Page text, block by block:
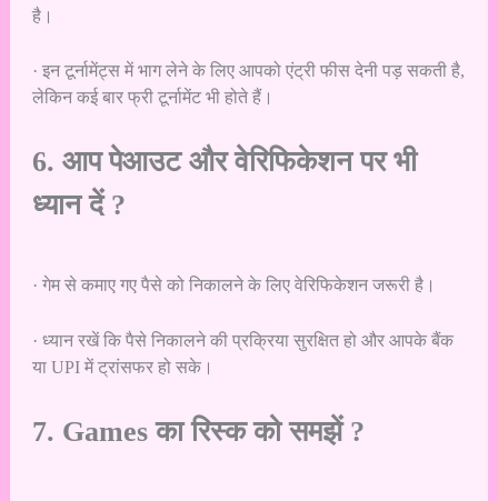
है।
· इन टूर्नामेंट्स में भाग लेने के लिए आपको एंट्री फीस देनी पड़ सकती है,
लेकिन कई बार फ्री टूर्नामेंट भी होते हैं।
6. आप पेआउट और वेरिफिकेशन पर भी
ध्यान दें ?
· गेम से कमाए गए पैसे को निकालने के लिए वेरिफिकेशन जरूरी है।
· ध्यान रखें कि पैसे निकालने की प्रक्रिया सुरक्षित हो और आपके बैंक
या UPI में ट्रांसफर हो सके।
7. Games का रिस्क को समझें ?